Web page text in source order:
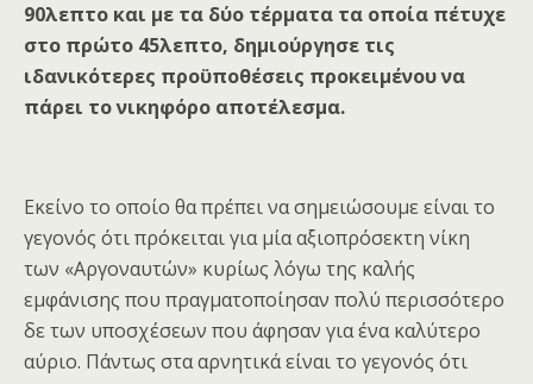
90λεπτο και με τα δύο τέρματα τα οποία πέτυχε
στο πρώτο 45λεπτο, δημιούργησε τις
ιδανικότερες προϋποθέσεις προκειμένου να
πάρει το νικηφόρο αποτέλεσμα.
Εκείνο το οποίο θα πρέπει να σημειώσουμε είναι το
γεγονός ότι πρόκειται για μία αξιοπρόσεκτη νίκη
των «Αργοναυτών» κυρίως λόγω της καλής
εμφάνισης που πραγματοποίησαν πολύ περισσότερο
δε των υποσχέσεων που άφησαν για ένα καλύτερο
αύριο. Πάντως στα αρνητικά είναι το γεγονός ότι